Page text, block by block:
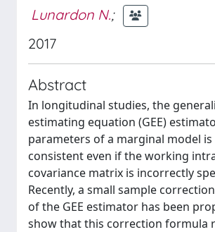
Lunardon N.;
2017
Abstract
In longitudinal studies, the
estimating equation (GEE)
parameters of a marginal model
consistent even if the working
covariance matrix is incorrectly
Recently, a small sample
of the GEE estimator has been
show that this correction formula